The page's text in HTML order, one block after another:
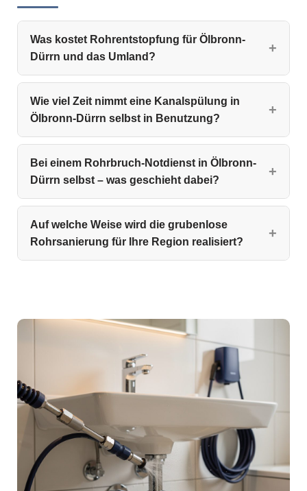
Was kostet Rohrentstopfung für Ölbronn-
Dürrn und das Umland?
Wie viel Zeit nimmt eine Kanalspülung in
Ölbronn-Dürrn selbst in Benutzung?
Bei einem Rohrbruch-Notdienst in Ölbronn-
Dürrn selbst – was geschieht dabei?
Auf welche Weise wird die grubenlose
Rohrsanierung für Ihre Region realisiert?